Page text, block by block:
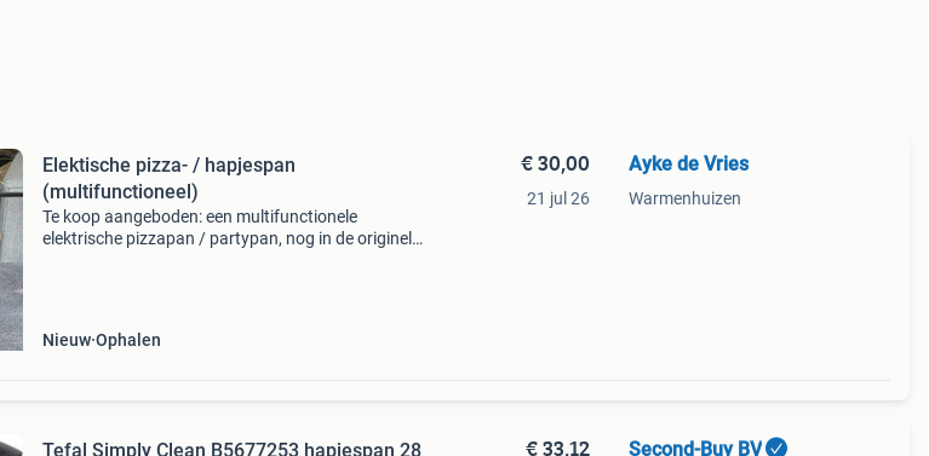
Elektische pizza- / hapjespan
(multifunctioneel)
Te koop aangeboden: een multifunctionele
elektrische pizzapan / partypan, nog in de originele
Nieuw Ophalen
€ 30,00
21 jul 26
Ayke de Vries
Warmenhuizen
Tefal Simply Clean B5677253 hapjespan 28 € 33,12 Second-Buy BV